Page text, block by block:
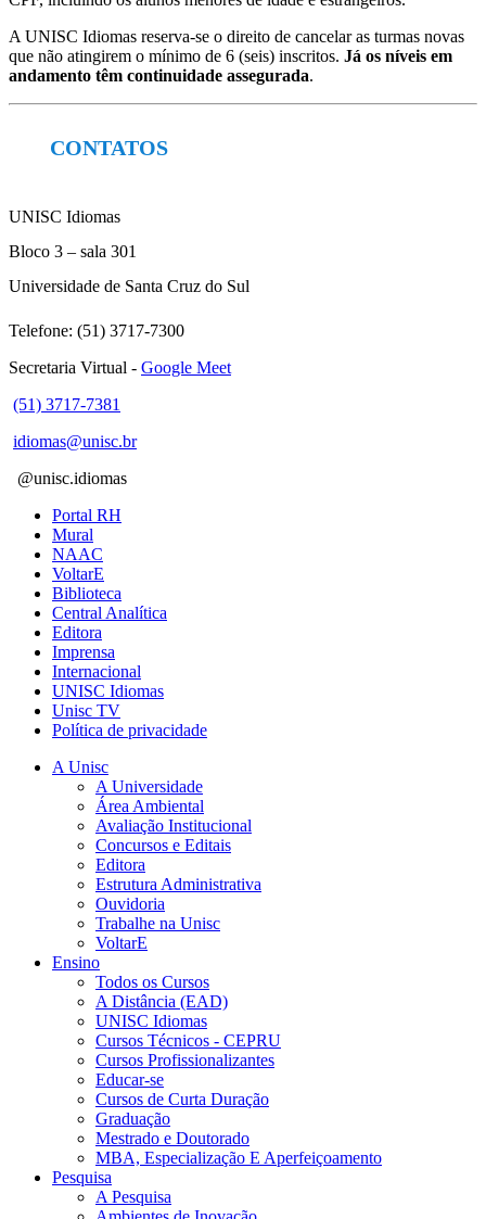
A UNISC Idiomas reserva-se o direito de cancelar as turmas novas
que não atingirem o mínimo de 6 (seis) inscritos. Já os níveis em
andamento têm continuidade assegurada.
CONTATOS
UNISC Idiomas
Bloco 3 – sala 301
Universidade de Santa Cruz do Sul
Telefone: (51) 3717-7300
Secretaria Virtual - Google Meet
(51) 3717-7381
idiomas@unisc.br
@unisc.idiomas
Portal RH
Mural
NAAC
VoltarE
Biblioteca
Central Analítica
Editora
Imprensa
Internacional
UNISC Idiomas
Unisc TV
Política de privacidade
A Unisc
A Universidade
Área Ambiental
Avaliação Institucional
Concursos e Editais
Editora
Estrutura Administrativa
Ouvidoria
Trabalhe na Unisc
VoltarE
Ensino
Todos os Cursos
A Distância (EAD)
UNISC Idiomas
Cursos Técnicos - CEPRU
Cursos Profissionalizantes
Educar-se
Cursos de Curta Duração
Graduação
Mestrado e Doutorado
MBA, Especialização E Aperfeiçoamento
Pesquisa
A Pesquisa